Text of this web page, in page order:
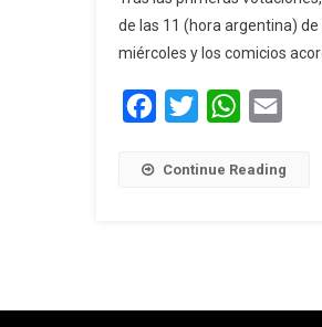
de las 11 (hora argentina)
miércoles y los comicios
Facebook
Twitter WhatsApp
Continue Reading